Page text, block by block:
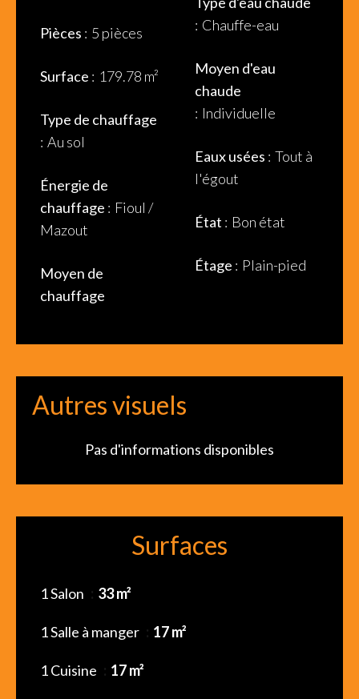
Pièces 5 pièces
Surface 179.78 m²
Type de chauffage
Au sol
Énergie de
chauffage
Fioul /
Mazout
Moyen de
chauffage
Chauffe-eau
Moyen d'eau
chaude
Individuelle
Eaux usées Tout à
l'égout
État Bon état
Étage Plain-pied
Autres visuels
Pas d'informations disponibles
Surfaces
1 Salon 33 m²
1 Salle à manger 17 m²
1 Cuisine 17 m²